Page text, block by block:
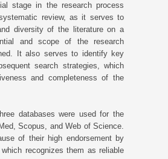
stage in the research process
review, as it serves to
diversity of the literature on a
and scope of the research
It also serves to identify key
search strategies, which
and completeness of the
databases were used for the
Scopus, and Web of Science.
of their high endorsement by
recognizes them as reliable